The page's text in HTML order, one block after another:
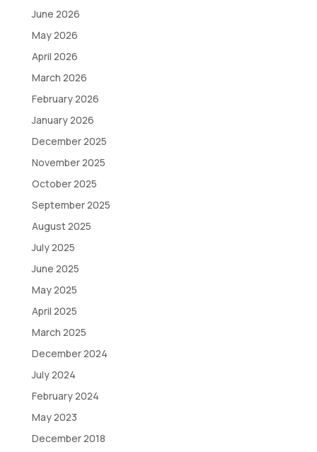
June 2026
May 2026
April 2026
March 2026
February 2026
January 2026
December 2025
November 2025
October 2025
September 2025
August 2025
July 2025
June 2025
May 2025
April 2025
March 2025
December 2024
July 2024
February 2024
May 2023
December 2018